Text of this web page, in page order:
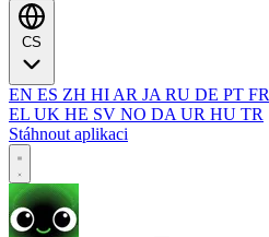
EN ES ZH HI AR JA RU DE PT FR
EL UK HE SV NO DA UR HU TR
Stáhnout aplikaci